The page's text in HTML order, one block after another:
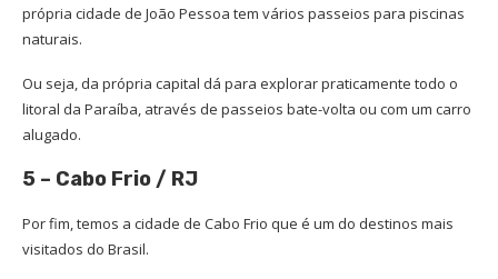
própria cidade de João Pessoa tem vários passeios para piscinas
naturais.
Ou seja, da própria capital dá para explorar praticamente todo o
litoral da Paraíba, através de passeios bate-volta ou com um carro
alugado.
5 – Cabo Frio / RJ
Por fim, temos a cidade de Cabo Frio que é um do destinos mais
visitados do Brasil.